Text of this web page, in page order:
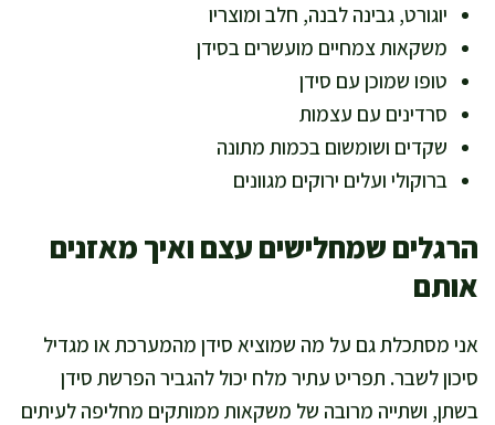
יוגורט, גבינה לבנה, חלב ומוצריו
משקאות צמחיים מועשרים בסידן
טופו שמוכן עם סידן
סרדינים עם עצמות
שקדים ושומשום בכמות מתונה
ברוקולי ועלים ירוקים מגוונים
הרגלים שמחלישים עצם ואיך מאזנים
אותם
אני מסתכלת גם על מה שמוציא סידן מהמערכת או מגדיל
סיכון לשבר. תפריט עתיר מלח יכול להגביר הפרשת סידן
בשתן, ושתייה מרובה של משקאות ממותקים מחליפה לעיתים